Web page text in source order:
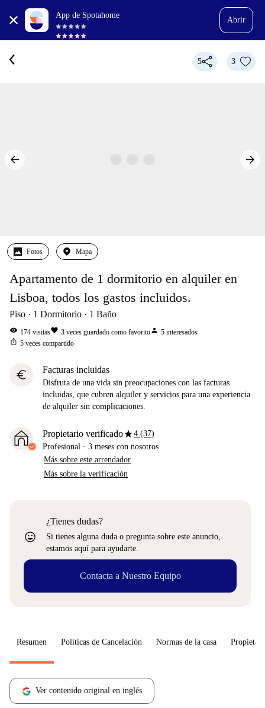
App de Spotahome
Abrir
5 3
Fotos Mapa
Apartamento de 1 dormitorio en alquiler en
Lisboa, todos los gastos incluidos.
Piso 1 Dormitorio 1 Baño
visibility 174 visitasfavorite 3 veces guardado como favoritoperson 5 interesados
ios_share 5 veces compartido
euro Facturas incluidas
Disfruta de una vida sin preocupaciones con las facturas
incluidas, que cubren alquiler y servicios para una experiencia
de alquiler sin complicaciones.
Propietario verificadostar4 (37)
Profesional · 3 meses con nosotros
Más sobre este arrendador
Más sobre la verificación
sentiment_very_satisfied
¿Tienes dudas?
Si tienes alguna duda o pregunta sobre este anuncio,
estamos aquí para ayudarte.
Contacta a Nuestro Equipo
Resumen Políticas de Cancelación Normas de la casa
Ver contenido original en inglés